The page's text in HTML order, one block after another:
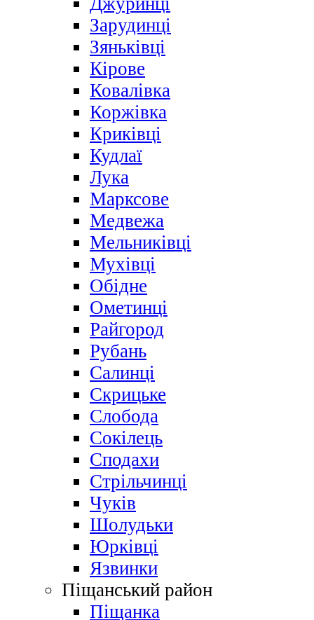
Зарудинці
Зяньківці
Кірове
Ковалівка
Коржівка
Криківці
Кудлаї
Лука
Марксове
Медвежа
Мельниківці
Мухівці
Обідне
Ометинці
Райгород
Рубань
Салинці
Скрицьке
Слобода
Сокілець
Сподахи
Стрільчинці
Чуків
Шолудьки
Юрківці
Язвинки
Піщанський район
Піщанка